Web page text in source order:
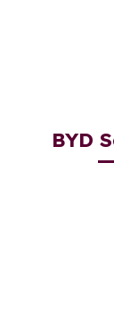
BYD